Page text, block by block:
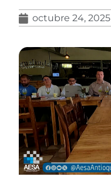
octubre 24, 2025